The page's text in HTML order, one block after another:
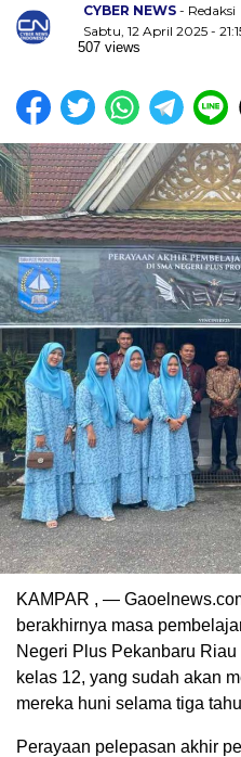
CYBER NEWS - Redaksi
Sabtu, 12 April 2025 -
507 views
KAMPAR , —
berakhirnya masa
Negeri Plus Pekanbaru
kelas 12, yang sudah akan
mereka huni selama tiga
Perayaan pelepasan akhir